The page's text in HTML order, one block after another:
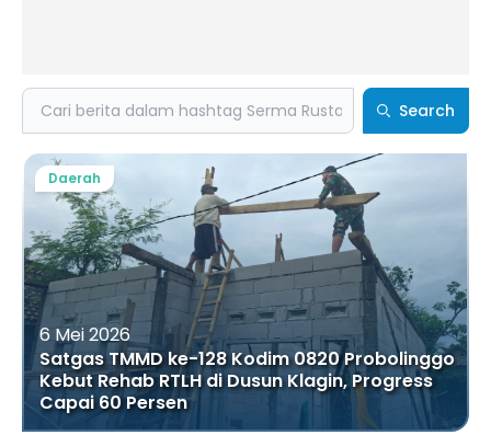
Search Search
6 Mei 2026
Satgas TMMD ke-128 Kodim 0820 Probolinggo
Kebut Rehab RTLH di Dusun Klagin, Progress
Capai 60 Persen
Daerah